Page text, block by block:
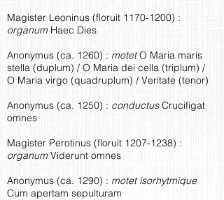
Magister Leoninus (floruit 1170-1200) :
organum Haec Dies
Anonymus (ca. 1260) : motetO Maria maris
stella (duplum) / O Maria dei cella (triplum) /
O Maria virgo (quadruplum) / Veritate (tenor)
Anonymus (ca. 1250) : conductusCrucifigat
omnes
Magister Perotinus (floruit 1207-1238) :
organum Viderunt omnes
Anonymus (ca. 1290) : motet isorhytmique
Cum apertam sepulturam